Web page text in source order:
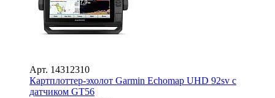
Арт. 14312310
Картплоттер-эхолот Garmin Echomap UHD 92sv с
датчиком GT56